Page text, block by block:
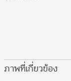
ภาพที่เกี่ยวข้อง